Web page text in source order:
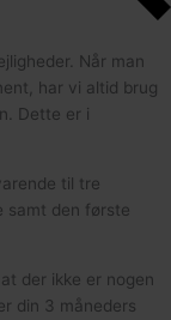
Når man
har vi altid brug
Dette er i
til tre
samt den første
der ikke er nogen
din 3 måneders